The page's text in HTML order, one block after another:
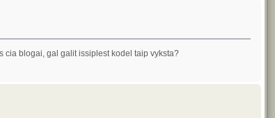
blogai, gal galit issiplest kodel taip vyksta?